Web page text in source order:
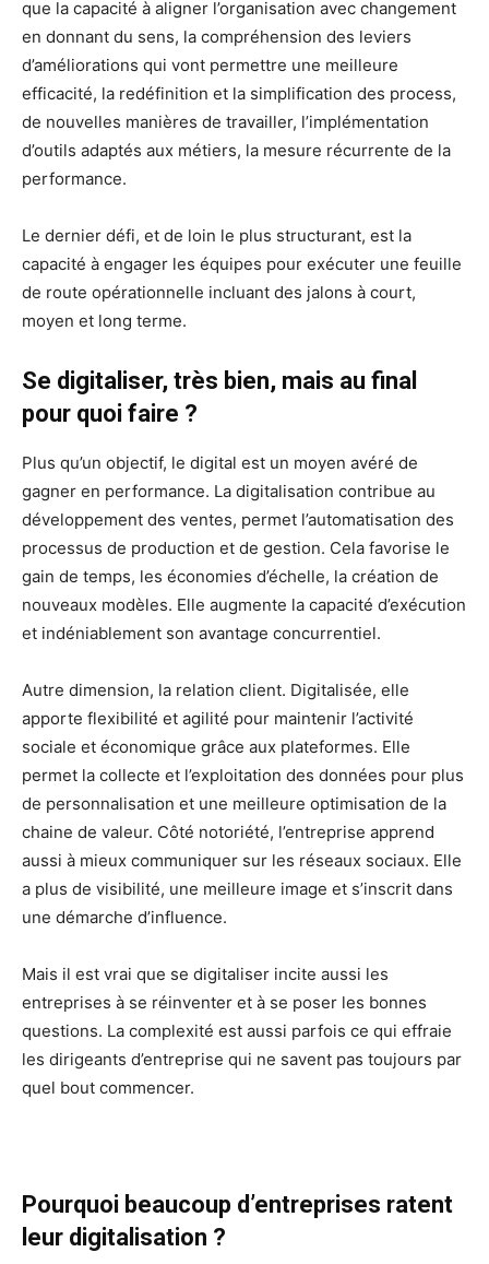
que la capacité à aligner l’organisation avec changement
en donnant du sens, la compréhension des leviers
d’améliorations qui vont permettre une meilleure
efficacité, la redéfinition et la simplification des process,
de nouvelles manières de travailler, l’implémentation
d’outils adaptés aux métiers, la mesure récurrente de la
performance.
Le dernier défi, et de loin le plus structurant, est la
capacité à engager les équipes pour exécuter une feuille
de route opérationnelle incluant des jalons à court,
moyen et long terme.
Se digitaliser, très bien, mais au final
pour quoi faire ?
Plus qu’un objectif, le digital est un moyen avéré de
gagner en performance. La digitalisation contribue au
développement des ventes, permet l’automatisation des
processus de production et de gestion. Cela favorise le
gain de temps, les économies d’échelle, la création de
nouveaux modèles. Elle augmente la capacité d’exécution
et indéniablement son avantage concurrentiel.
Autre dimension, la relation client. Digitalisée, elle
apporte flexibilité et agilité pour maintenir l’activité
sociale et économique grâce aux plateformes. Elle
permet la collecte et l’exploitation des données pour plus
de personnalisation et une meilleure optimisation de la
chaine de valeur. Côté notoriété, l’entreprise apprend
aussi à mieux communiquer sur les réseaux sociaux. Elle
a plus de visibilité, une meilleure image et s’inscrit dans
une démarche d’influence.
Mais il est vrai que se digitaliser incite aussi les
entreprises à se réinventer et à se poser les bonnes
questions. La complexité est aussi parfois ce qui effraie
les dirigeants d’entreprise qui ne savent pas toujours par
quel bout commencer.
Pourquoi beaucoup d’entreprises ratent
leur digitalisation ?